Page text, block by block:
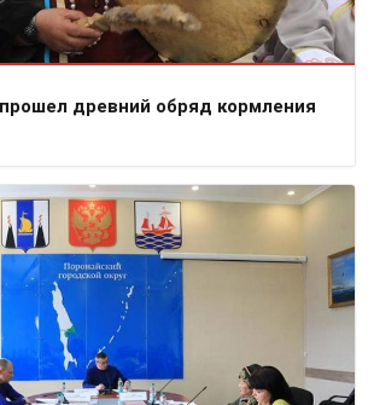
древний обряд кормления